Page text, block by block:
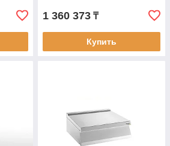
1 360 373 ₸
Купить